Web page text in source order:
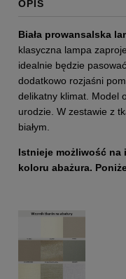
OPIS
Biała prowansalska
klasyczna lampa
idealnie będzie
dodatkowo rozjaśni
delikatny klimat. Model
urodzie. W zestawie z
białym.
Istnieje możliwość na
koloru abażura.